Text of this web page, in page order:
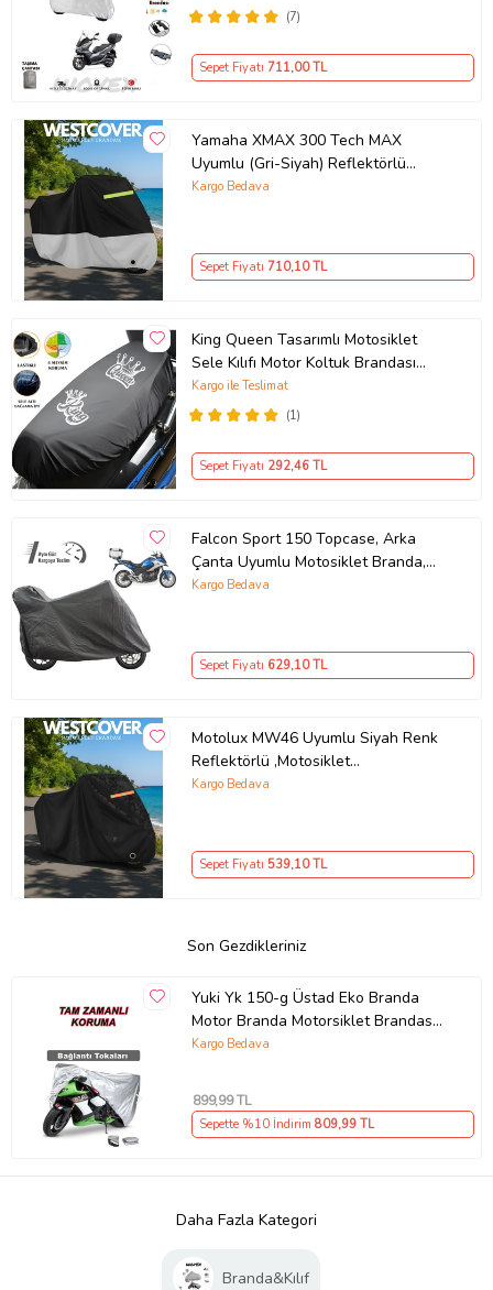
(7)
Sepet Fiyatı 711,00 TL
Yamaha XMAX 300 Tech MAX
Uyumlu (Gri-Siyah) Reflektörlü
,Motosiklet Brandası,Motor Branda
Kargo Bedava
Sepet Fiyatı 710,10 TL
King Queen Tasarımlı Motosiklet
Sele Kılıfı Motor Koltuk Brandası
Siyah
(1)
Kargo ile Teslimat
Sepet Fiyatı 292,46 TL
Falcon Sport 150 Topcase, Arka
Çanta Uyumlu Motosiklet Branda,
Motor Örtüsü , Çadır
Kargo Bedava
Sepet Fiyatı 629,10 TL
Motolux MW46 Uyumlu Siyah Renk
Reflektörlü ,Motosiklet
Brandası,Motor Branda Motor
Kargo Bedava
Sepet Fiyatı 539,10 TL
Son Gezdikleriniz
Yuki Yk 150-g Üstad Eko Branda
Motor Branda Motorsiklet Brandas
Koruma Gri
Kargo Bedava
899,99 TL
Sepette %10 İndirim 809,99 TL
Daha Fazla Kategori
Branda&Kılıf